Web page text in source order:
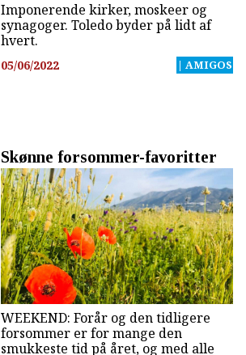
Imponerende kirker, moskeer og
synagoger. Toledo byder på lidt af
hvert.
05/06/2022 | AMIGOS
Skønne forsommer-favoritter
WEEKEND: Forår og den tidligere
forsommer er for mange den
smukkeste tid på året, og med alle